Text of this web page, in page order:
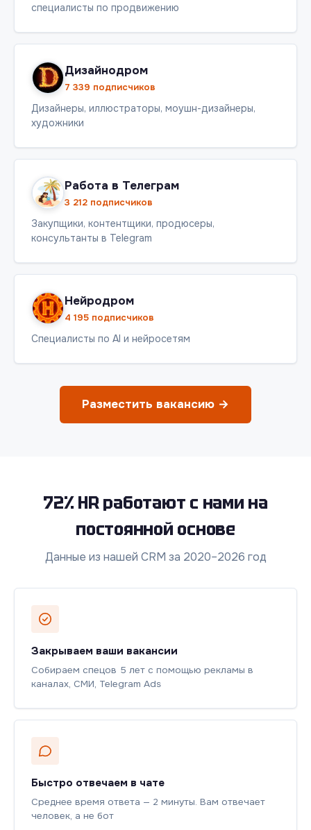
специалисты по продвижению
Дизайнодром
7 339 подписчиков
Дизайнеры, иллюстраторы, моушн-дизайнеры,
художники
Работа в Телеграм
3 212 подписчиков
Закупщики, контентщики, продюсеры,
консультанты в Telegram
Нейродром
4 195 подписчиков
Специалисты по AI и нейросетям
Разместить вакансию →
72% HR работают с нами на
постоянной основе
Данные из нашей CRM за 2020–2026 год
Закрываем ваши вакансии
Собираем спецов 5 лет с помощью рекламы в
каналах, СМИ, Telegram Ads
Быстро отвечаем в чате
Среднее время ответа — 2 минуты. Вам отвечает
человек, а не бот